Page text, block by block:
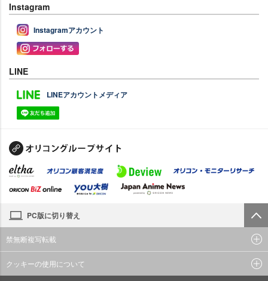
Instagram
Instagramアカウント
LINE
LINEアカウントメディア
PC版に切り替え
禁無断複写転載
クッキーの使用について